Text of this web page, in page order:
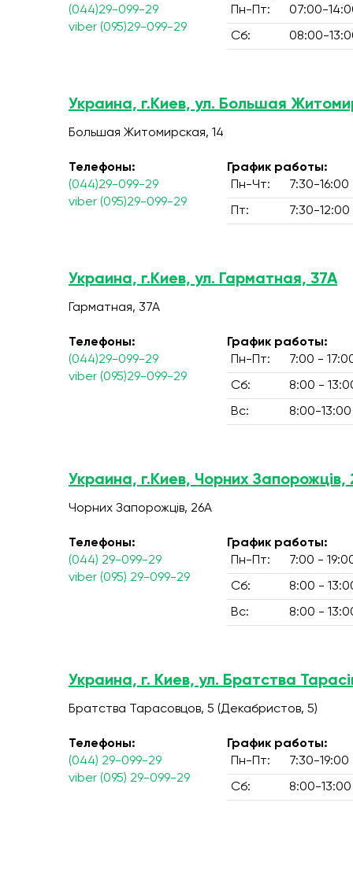
(044)29-099-29
viber (095)29-099-29
Пн-Пт:
07:00-
Сб: 08:00-
Украина, г.Киев, ул. Большая
Большая Житомирская, 14
Телефоны:
(044)29-099-29
viber (095)29-099-29
График работы:
Пн-Чт:
7:30-16:00
Пт: 7:30-12:00
Украина, г.Киев, ул. Гарматная, 37А
Гарматная, 37А
Телефоны:
(044)29-099-29
viber (095)29-099-29
График работы:
Пн-Пт:
7:00 -
Сб: 8:00 -
Вс: 8:00-13:00
Украина, г.Киев, Чорних Запорожців,
Чорних Запорожців, 26А
Телефоны:
(044) 29-099-29
viber (095) 29-099-29
График работы:
Пн-Пт:
7:00 -
Сб: 8:00 -
Вс: 8:00 -
Украина, г. Киев, ул. Братства
Братства Тарасовцов, 5 (Декабристов, 5)
Телефоны:
(044) 29-099-29
viber (095) 29-099-29
График работы:
Пн-Пт:
7:30-19:00
Сб: 8:00-13:00